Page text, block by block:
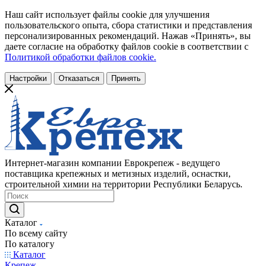
Наш сайт использует файлы cookie для улучшения
пользовательского опыта, сбора статистики и представления
персонализированных рекомендаций. Нажав «Принять», вы
даете согласие на обработку файлов cookie в соответствии с
Политикой обработки файлов cookie.
Настройки Отказаться Принять
Интернет-магазин компании Еврокрепеж - ведущего
поставщика крепежных и метизных изделий, оснастки,
строительной химии на территории Республики Беларусь.
Каталог
По всему сайту
По каталогу
Каталог